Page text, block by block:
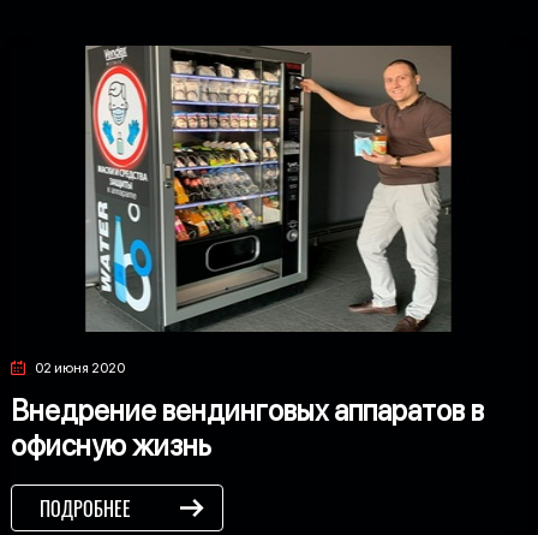
02 июня 2020
Внедрение вендинговых аппаратов в
офисную жизнь
ПОДРОБНЕЕ